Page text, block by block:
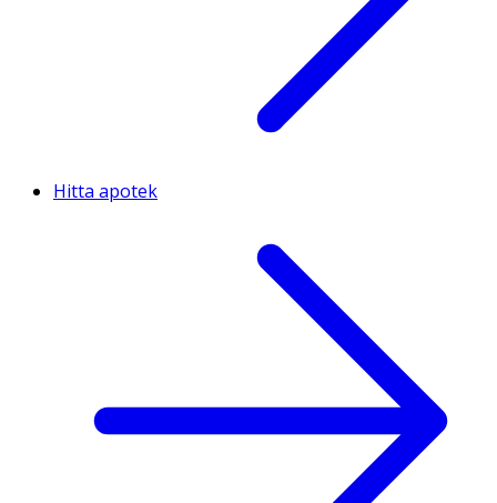
Hitta apotek